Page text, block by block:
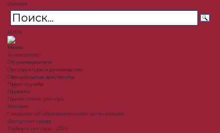
Филиал
RUEN
Меню
Университет
Об университете
Оргструктура и руководство
Официальные документы
Пресс-служба
Проекты
Приветствие ректора
История
Сведения об образовательной организации
Доступная среда
Выборы ректора - 2024